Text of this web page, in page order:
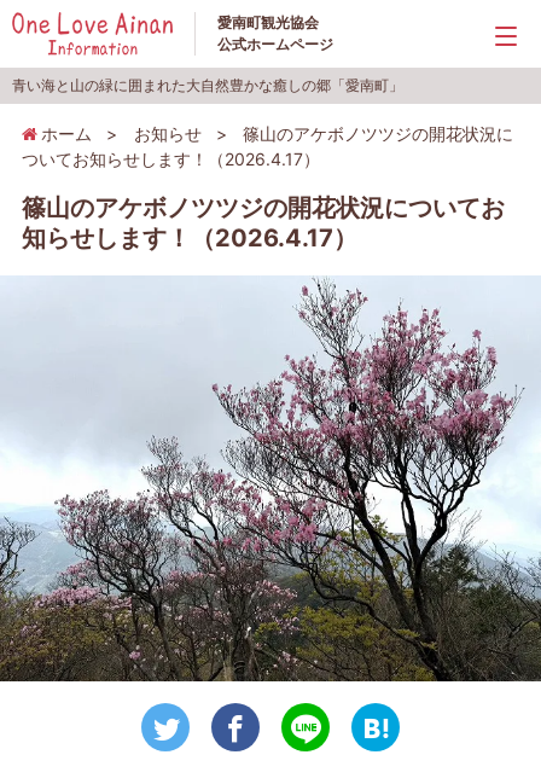
愛南町観光協会
公式ホームページ
青い海と山の緑に囲まれた大自然豊かな癒しの郷「愛南町」
ホーム > お知らせ >
篠山のアケボノツツジの開花状況に
ついてお知らせします！（2026.4.17）
篠山のアケボノツツジの開花状況についてお
知らせします！（2026.4.17）